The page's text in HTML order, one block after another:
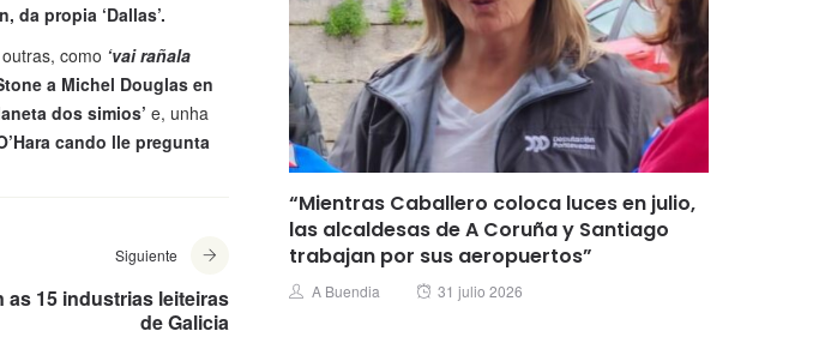
da propia ‘Dallas’.
como ‘vai rañala
a Michel Douglas en
dos simios’ e, unha
cando lle pregunta
Siguiente
15 industrias leiteiras
de Galicia
“Mientras Caballero coloca luces en julio,
las alcaldesas de A Coruña y Santiago
trabajan por sus aeropuertos”
Author
A Buendia
Posted
31 julio 2026